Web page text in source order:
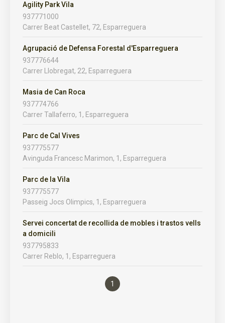
Agility Park Vila
937771000
Carrer Beat Castellet, 72, Esparreguera
Agrupació de Defensa Forestal d'Esparreguera
937776644
Carrer Llobregat, 22, Esparreguera
Masia de Can Roca
937774766
Carrer Tallaferro, 1, Esparreguera
Parc de Cal Vives
937775577
Avinguda Francesc Marimon, 1, Esparreguera
Parc de la Vila
937775577
Passeig Jocs Olimpics, 1, Esparreguera
Servei concertat de recollida de mobles i trastos vells
a domicili
937795833
Carrer Reblo, 1, Esparreguera
1